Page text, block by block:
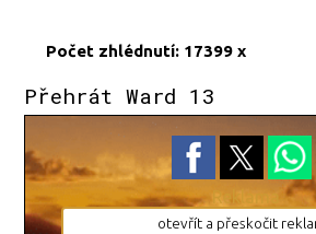
Počet zhlédnutí: 17399 x
Přehrát Ward 13
Reklama
otevřít a přeskočit